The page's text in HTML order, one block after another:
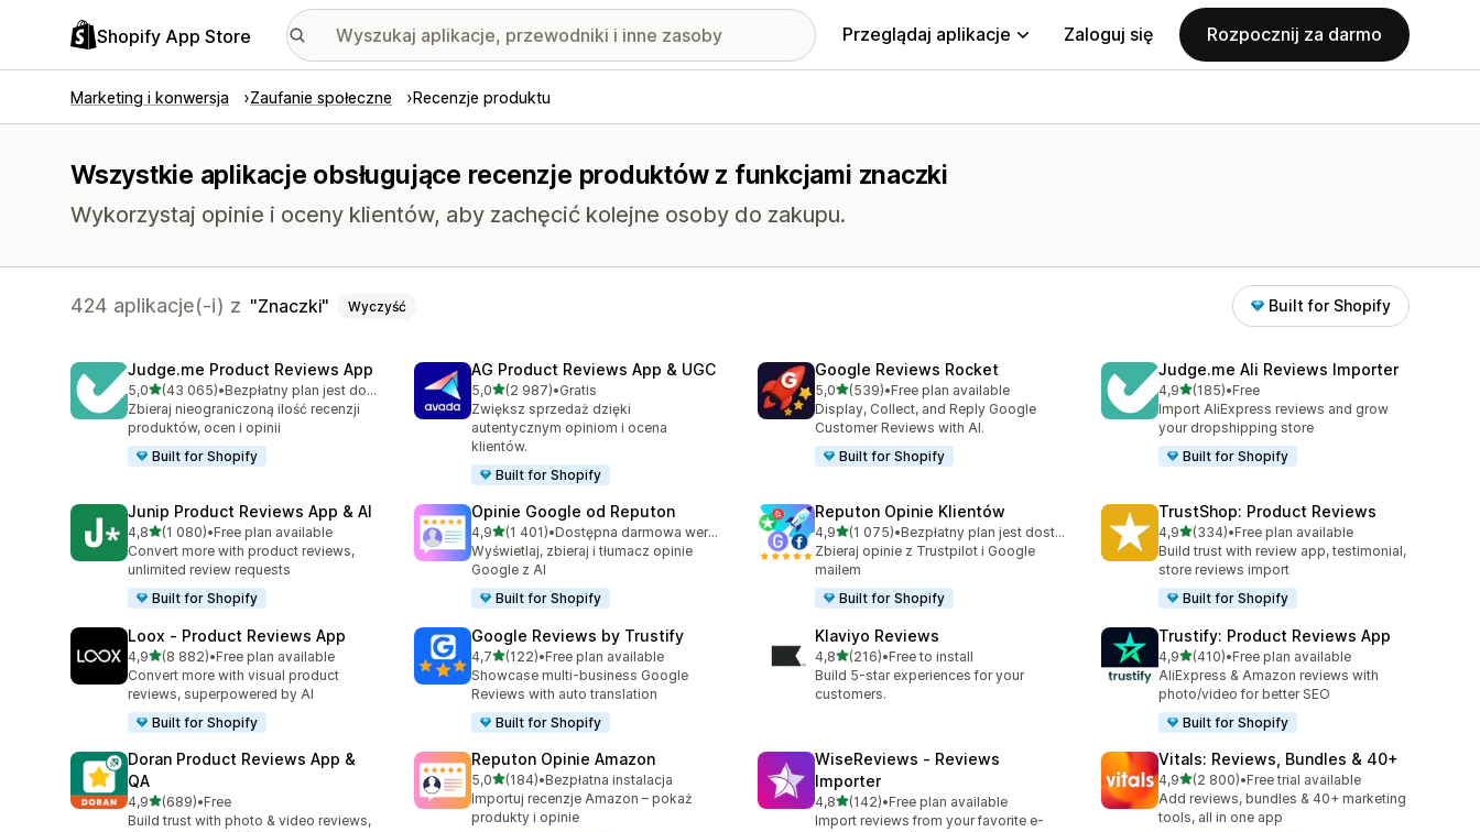
Shopify App Store Przeglądaj aplikacje Zaloguj się Rozpocznij za darmo
Marketing i konwersja Zaufanie społeczne Recenzje produktu
Wszystkie aplikacje obsługujące recenzje produktów z funkcjami znaczki
Wykorzystaj opinie i oceny klientów, aby zachęcić kolejne osoby do zakupu.
424 aplikacje(-i) z Znaczki Wyczyść Built for Shopify
Judge.me Product Reviews App
5,0na 5 gwiazdek
(43 065)
Łączna liczba recenzji: 43065
•
Bezpłatny plan jest dostępny
Zbieraj nieograniczoną ilość recenzji
produktów, ocen i opinii
Built for Shopify
AG Product Reviews App & UGC
5,0na 5 gwiazdek
(2 987)
Łączna liczba recenzji: 2987
•Gratis
Zwiększ sprzedaż dzięki
autentycznym opiniom i ocena
klientów.
Built for Shopify
Google Reviews Rocket
5,0na 5 gwiazdek
(539)
Łączna liczba recenzji: 539
•Free plan available
Display, Collect, and Reply Google
Customer Reviews with AI.
Built for Shopify
Judge.me Ali Reviews Importer
4,9na 5 gwiazdek
(185)
Łączna liczba recenzji: 185
•Free
Import AliExpress reviews and grow
your dropshipping store
Built for Shopify
Junip Product Reviews App & AI
4,8na 5 gwiazdek
(1 080)
Łączna liczba recenzji: 1080
•Free plan available
Convert more with product reviews,
unlimited review requests
Built for Shopify
Opinie Google od Reputon
4,9na 5 gwiazdek
(1 401)
Łączna liczba recenzji: 1401
•
Dostępna darmowa wersja próbna
Wyświetlaj, zbieraj i tłumacz opinie
Google z AI
Built for Shopify
Reputon Opinie Klientów
4,9na 5 gwiazdek
(1 075)
Łączna liczba recenzji: 1075
•
Bezpłatny plan jest dostępny
Zbieraj opinie z Trustpilot i Google
mailem
Built for Shopify
TrustShop: Product Reviews
4,9na 5 gwiazdek
(334)
Łączna liczba recenzji: 334
•Free plan available
Build trust with review app, testimonial,
store reviews import
Built for Shopify
Loox ‑ Product Reviews App
4,9na 5 gwiazdek
(8 882)
Łączna liczba recenzji: 8882
•Free plan available
Convert more with visual product
reviews, superpowered by AI
Built for Shopify
Google Reviews by Trustify
4,7na 5 gwiazdek
(122)
Łączna liczba recenzji: 122
•Free plan available
Showcase multi-business Google
Reviews with auto translation
Built for Shopify
Klaviyo Reviews
4,8na 5 gwiazdek
(216)
Łączna liczba recenzji: 216
•Free to install
Build 5-star experiences for your
customers.
Trustify: Product Reviews App
4,9na 5 gwiazdek
(410)
Łączna liczba recenzji: 410
•Free plan available
AliExpress & Amazon reviews with
photo/video for better SEO
Built for Shopify
Doran Product Reviews App &
QA
4,9na 5 gwiazdek
(689)
Łączna liczba recenzji: 689
•Free
Build trust with photo & video reviews,
Reputon Opinie Amazon
5,0na 5 gwiazdek
(184)
Łączna liczba recenzji: 184
•Bezpłatna instalacja
Importuj recenzje Amazon – pokaż
produkty i opinie
WiseReviews ‑ Reviews
Importer
4,8na 5 gwiazdek
(142)
Łączna liczba recenzji: 142
•Free plan available
Import reviews from your favorite e-
Vitals: Reviews, Bundles & 40+
4,9na 5 gwiazdek
(2 800)
Łączna liczba recenzji: 2800
•Free trial available
Add reviews, bundles & 40+ marketing
tools, all in one app